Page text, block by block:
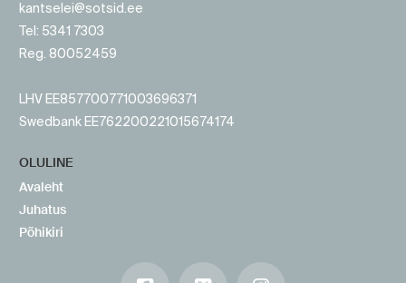
kantselei@sotsid.ee
Tel: 5341 7303
Reg. 80052459
LHV EE857700771003696371
Swedbank EE762200221015674174
OLULINE
Avaleht
Juhatus
Põhikiri